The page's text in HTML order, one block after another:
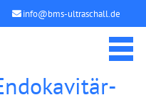
info@bms-ultraschall.de